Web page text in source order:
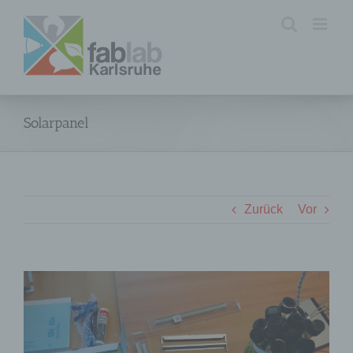
Inhalt
springen
Solarpanel
Zurück Vor
Zeige
grösseres